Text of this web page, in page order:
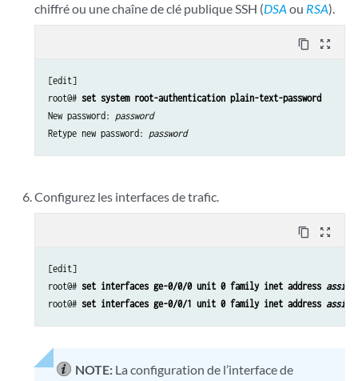
chiffré ou une chaîne de clé publique SSH (DSA ou RSA).
content_copy zoom_out_map
[edit]
root@# set system root-authentication plain-text-password
New password: password
Retype new password: password
Configurez les interfaces de trafic.
content_copy zoom_out_map
[edit]
root@# set interfaces ge-0/0/0 unit 0 family inet address
root@# set interfaces ge-0/0/1 unit 0 family inet address
NOTE: La configuration de l’interface de